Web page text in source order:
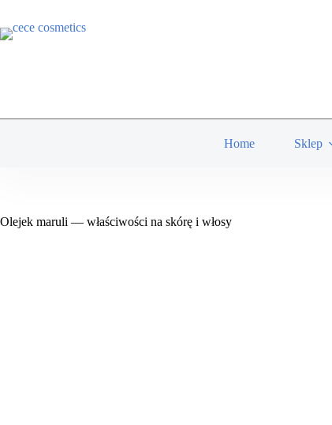
treści
Home Sklep
Olejek maruli — właściwości na skórę i włosy